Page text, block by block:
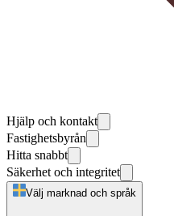
Hjälp och kontakt
Fastighetsbyrån
Hitta snabbt
Säkerhet och integritet
Välj marknad och språk